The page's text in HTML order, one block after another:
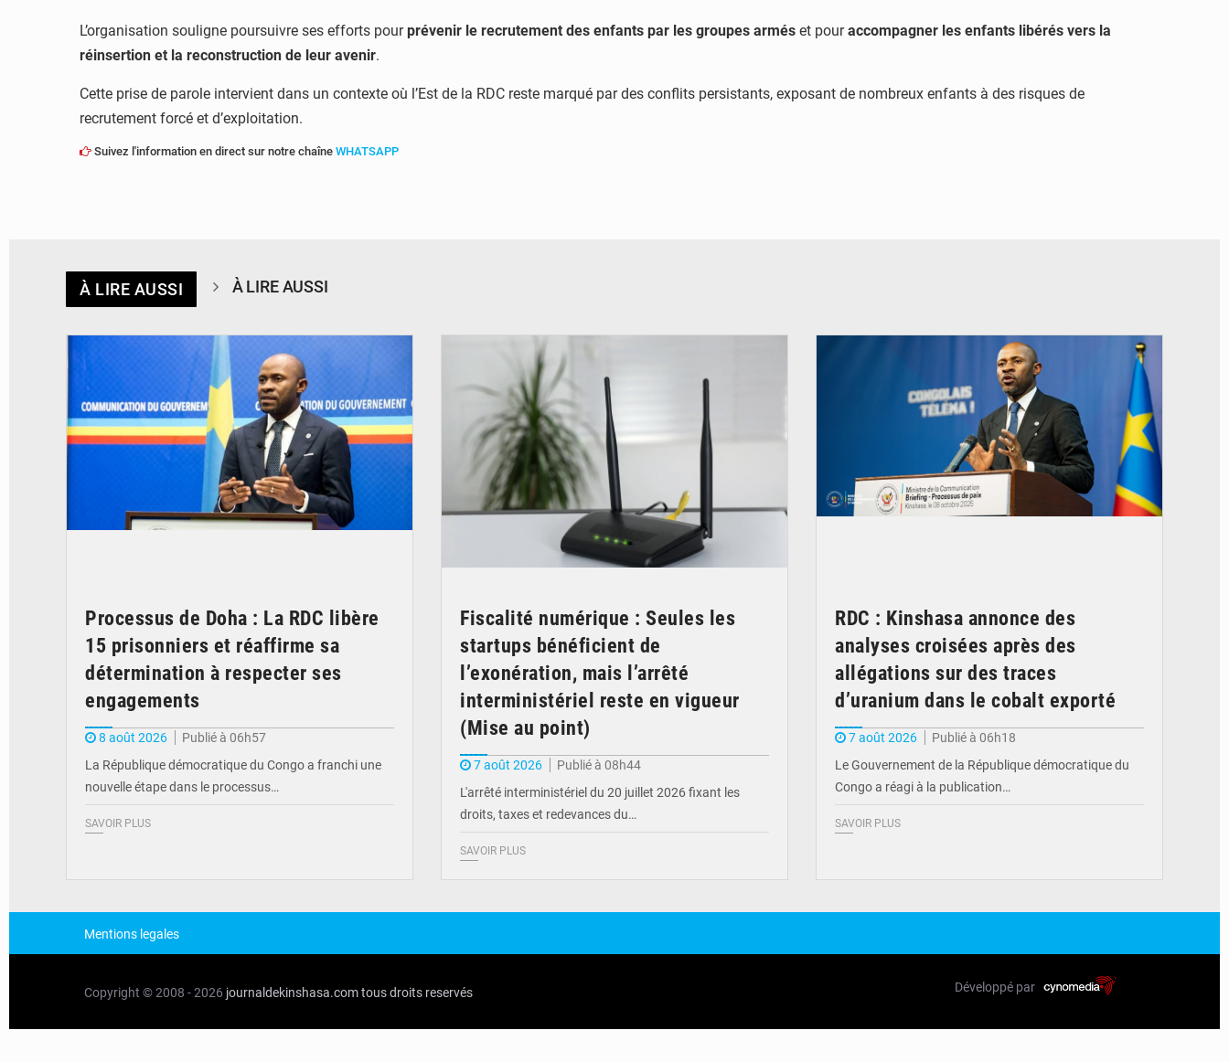
L’organisation souligne poursuivre ses efforts pourprévenir le recrutement des enfants par les groupes armés et pouraccompagner les enfants libérés vers la
réinsertion et la reconstruction de leur avenir.
Cette prise de parole intervient dans un contexte où l’Est de la RDC reste marqué par des conflits persistants, exposant de nombreux enfants à des risques de
recrutement forcé et d’exploitation.
Suivez l'information en direct sur notre chaîne WHATSAPP
À LIRE AUSSI À LIRE AUSSI
Processus de Doha : La RDC libère
15 prisonniers et réaffirme sa
détermination à respecter ses
engagements
8 août 2026
Publié à 06h57
La République démocratique du Congo a franchi une
nouvelle étape dans le processus…
SAVOIR PLUS
Fiscalité numérique : Seules les
startups bénéficient de
l’exonération, mais l’arrêté
interministériel reste en vigueur
(Mise au point)
7 août 2026
Publié à 08h44
L'arrêté interministériel du 20 juillet 2026 fixant les
droits, taxes et redevances du…
SAVOIR PLUS
RDC : Kinshasa annonce des
analyses croisées après des
allégations sur des traces
d’uranium dans le cobalt exporté
7 août 2026
Publié à 06h18
Le Gouvernement de la République démocratique du
Congo a réagi à la publication…
SAVOIR PLUS
Mentions legales
Copyright © 2008 - 2026 journaldekinshasa.comtous droits reservés Développé par